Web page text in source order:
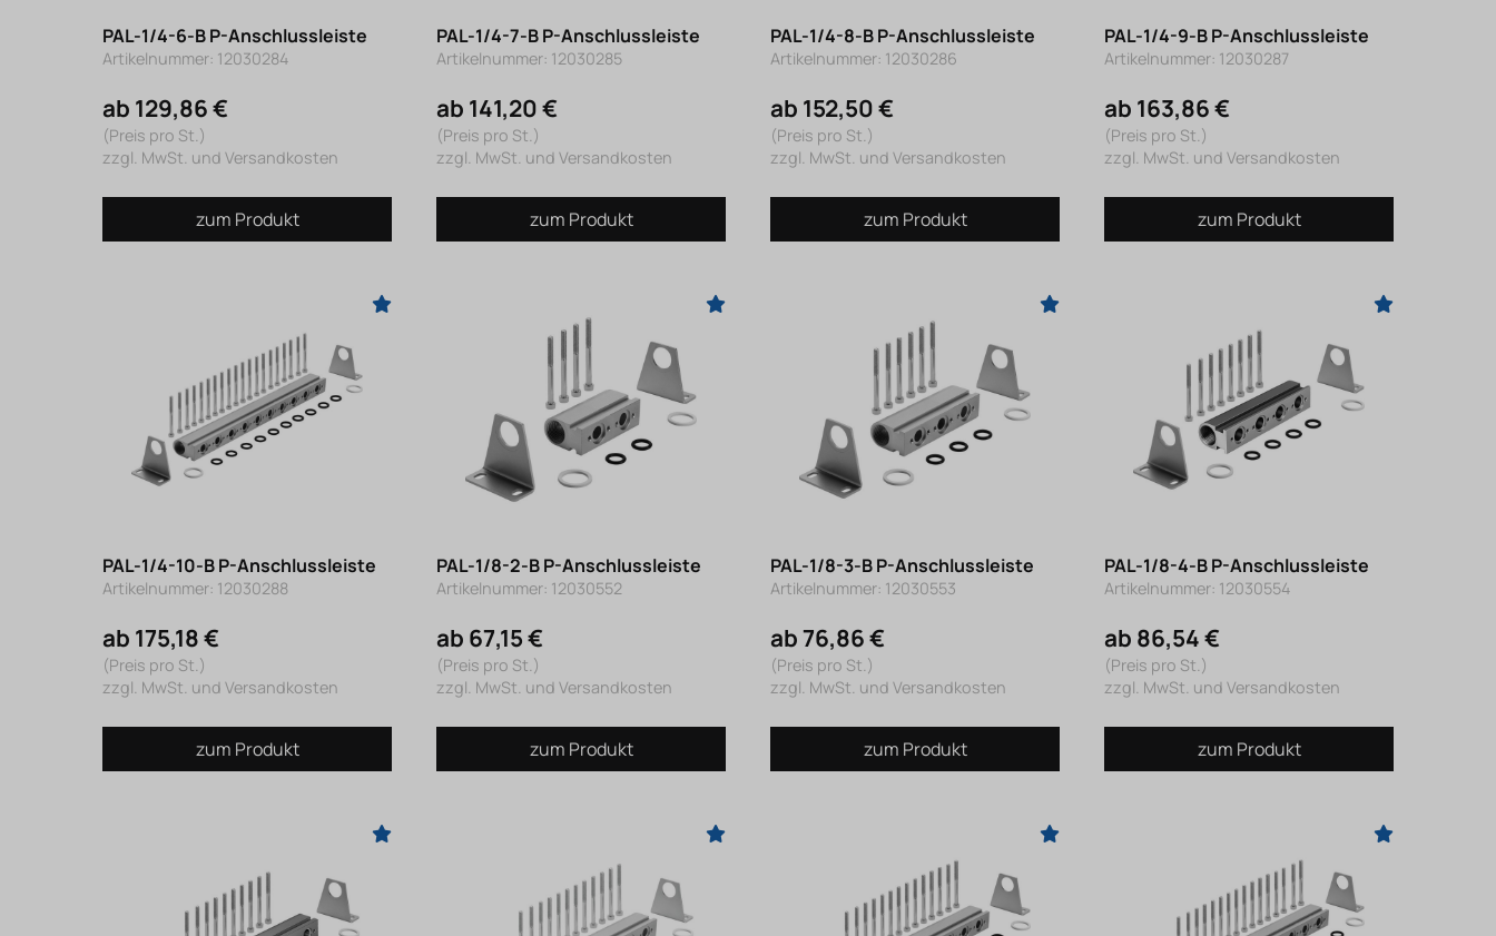
PAL-1/4-6-B P-Anschlussleiste
Artikelnummer: 12030284
ab 129,86 €
(Preis pro St.)
zzgl. MwSt. und Versandkosten
zum Produkt
PAL-1/4-7-B P-Anschlussleiste
Artikelnummer: 12030285
ab 141,20 €
(Preis pro St.)
zzgl. MwSt. und Versandkosten
zum Produkt
PAL-1/4-8-B P-Anschlussleiste
Artikelnummer: 12030286
ab 152,50 €
(Preis pro St.)
zzgl. MwSt. und Versandkosten
zum Produkt
PAL-1/4-9-B P-Anschlussleiste
Artikelnummer: 12030287
ab 163,86 €
(Preis pro St.)
zzgl. MwSt. und Versandkosten
zum Produkt
PAL-1/4-10-B P-Anschlussleiste
Artikelnummer: 12030288
ab 175,18 €
(Preis pro St.)
zzgl. MwSt. und Versandkosten
zum Produkt
PAL-1/8-2-B P-Anschlussleiste
Artikelnummer: 12030552
ab 67,15 €
(Preis pro St.)
zzgl. MwSt. und Versandkosten
zum Produkt
PAL-1/8-3-B P-Anschlussleiste
Artikelnummer: 12030553
ab 76,86 €
(Preis pro St.)
zzgl. MwSt. und Versandkosten
zum Produkt
PAL-1/8-4-B P-Anschlussleiste
Artikelnummer: 12030554
ab 86,54 €
(Preis pro St.)
zzgl. MwSt. und Versandkosten
zum Produkt